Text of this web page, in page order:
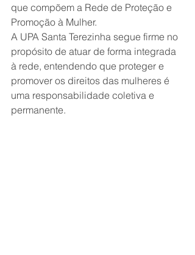
que compõem a Rede de Proteção e
Promoção à Mulher.
A UPA Santa Terezinha segue firme no
propósito de atuar de forma integrada
à rede, entendendo que proteger e
promover os direitos das mulheres é
uma responsabilidade coletiva e
permanente.